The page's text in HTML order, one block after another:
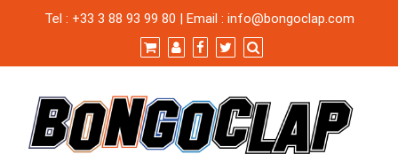
Tel : +33 3 88 93 99 80 | Email : info@bongoclap.com